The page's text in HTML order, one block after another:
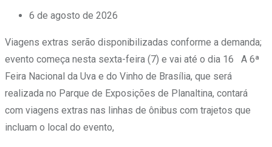
6 de agosto de 2026
Viagens extras serão disponibilizadas conforme a demanda;
evento começa nesta sexta-feira (7) e vai até o dia 16 A 6ª
Feira Nacional da Uva e do Vinho de Brasília, que será
realizada no Parque de Exposições de Planaltina, contará
com viagens extras nas linhas de ônibus com trajetos que
incluam o local do evento,